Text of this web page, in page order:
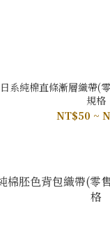
日系純棉直條漸層織帶(
規格
NT$50 ~